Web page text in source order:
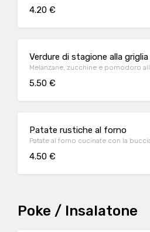
4.20 €
Verdure di stagione alla griglia
Melanzane, zucchine e pomodoro
5.50 €
Patate rustiche al forno
Patate al forno cucinate con la
4.50 €
Poke / Insalatone